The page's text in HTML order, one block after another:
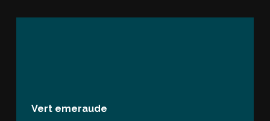
Vert emeraude